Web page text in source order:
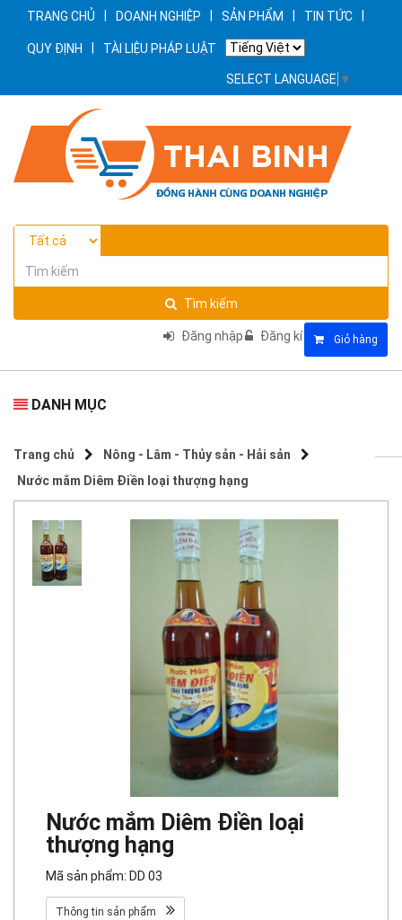
TRANG CHỦ DOANH NGHIỆP SẢN PHẨM TIN TỨC
QUY ĐỊNH TÀI LIỆU PHÁP LUẬT
SELECT LANGUAGE ▼
Tìm kiếm
Đăng nhập Đăng kí Giỏ hàng
DANH MỤC
Trang chủ
Nông - Lâm - Thủy sản - Hải sản
Nước mắm Diêm Điền loại thượng hạng
Nước mắm Diêm Điền loại
thượng hạng
Mã sản phẩm: DD 03
Thông tin sản phẩm